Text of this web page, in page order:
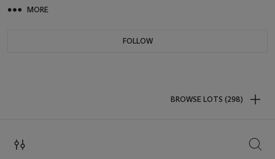
MORE
FOLLOW
BROWSE LOTS (298)